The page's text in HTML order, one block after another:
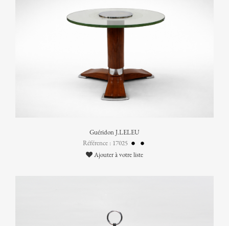
Guéridon J.LELEU
Référence : 17025
Ajouter à votre liste